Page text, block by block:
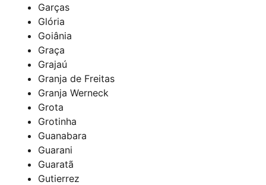
Garças
Glória
Goiânia
Graça
Grajaú
Granja de Freitas
Granja Werneck
Grota
Grotinha
Guanabara
Guarani
Guaratã
Gutierrez